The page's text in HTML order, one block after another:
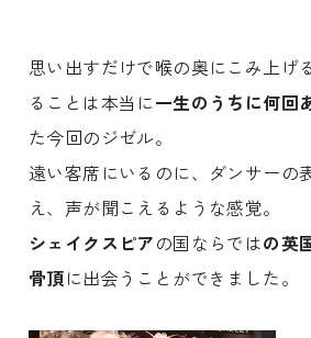
思い出すだけで喉の奥にこみ上げ
ることは本当に一生のうちに何回
た今回のジゼル。
遠い客席にいるのに、ダンサーの
え、声が聞こえるような感覚。
シェイクスピアの国ならではの英
骨頂に出会うことができました。